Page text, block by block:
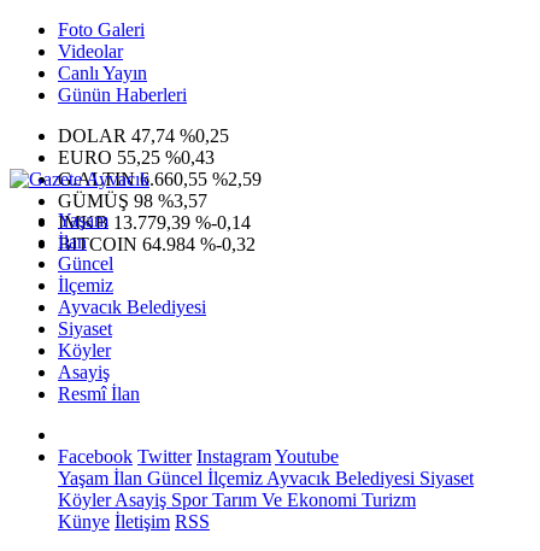
Foto Galeri
Videolar
Canlı Yayın
Günün Haberleri
DOLAR 47,74 %0,25
EURO 55,25 %0,43
G.ALTIN6.660,55 %2,59
GÜMÜŞ 98 %3,57
IMKB 13.779,39 %-0,14
BITCOIN 64.984 %-0,32
Yaşam
İlan
Güncel
İlçemiz
Ayvacık Belediyesi
Siyaset
Köyler
Asayiş
Resmî İlan
Facebook Twitter InstagramYoutube
Yaşam İlan Güncel İlçemiz Ayvacık Belediyesi Siyaset
KöylerAsayiş SporTarım Ve Ekonomi Turizm
Künye İletişim RSS